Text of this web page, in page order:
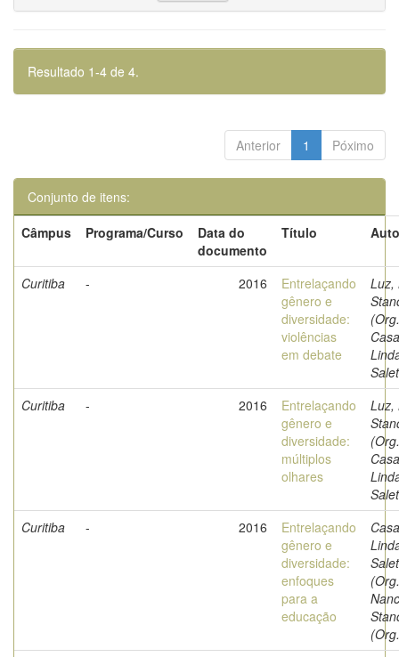
Resultado 1-4 de 4.
Anterior 1 Póximo
Conjunto de itens:
Câmpus
Programa/Curso
Data do
documento
Título
Curitiba - 2016
Entrelaçando
gênero e
diversidade:
violências
em debate
Luz,
Curitiba
- 2016
Entrelaçando
gênero e
diversidade:
múltiplos
olhares
Luz,
Curitiba
- 2016
Entrelaçando
gênero e
diversidade:
enfoques
para a
educação